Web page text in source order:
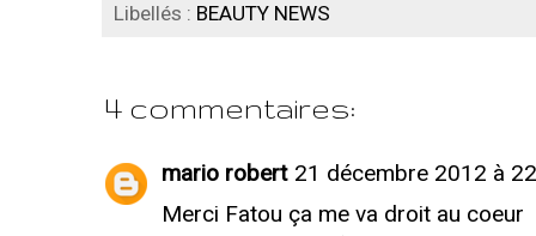
Libellés : BEAUTY NEWS
4 commentaires:
mario robert 21 décembre 2012 à
Merci Fatou ça me va droit au coeur